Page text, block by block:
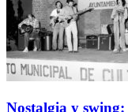
Nostalgia y